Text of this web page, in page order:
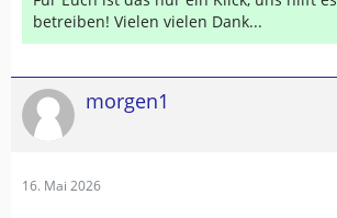
betreiben! Vielen vielen Dank...
morgen1
16. Mai 2026